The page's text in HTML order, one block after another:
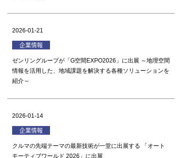
2026-01-21
企業情報
ゼンリングループが「G空間EXPO2026」に出展 ～地理空間
情報を活用した、地域課題を解決する各種ソリューションを
紹介～
2026-01-14
企業情報
クルマの先端テーマの最新技術が一堂に出展する 「オート
モーティブワールド 2026」に出展